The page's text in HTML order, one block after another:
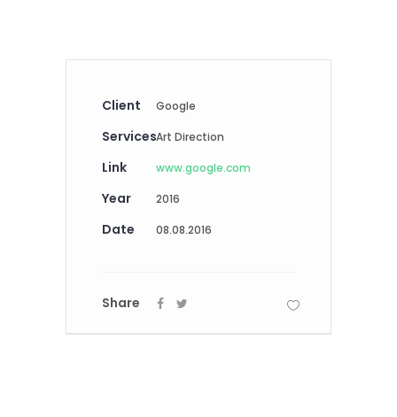
Client Google
ServicesArt Direction
Link www.google.com
Year 2016
Date 08.08.2016
Share